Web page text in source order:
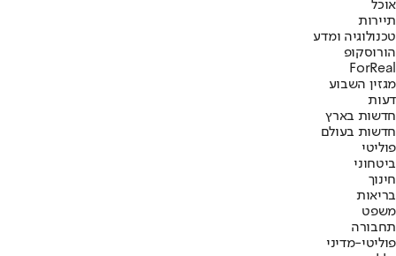
אוכל
תיירות
טכנולוגיה ומדע
הורוסקופ
ForReal
מגזין השבוע
דעות
חדשות בארץ
חדשות בעולם
פוליטי
ביטחוני
חינוך
בריאות
משפט
תחבורה
פוליטי-מדיני